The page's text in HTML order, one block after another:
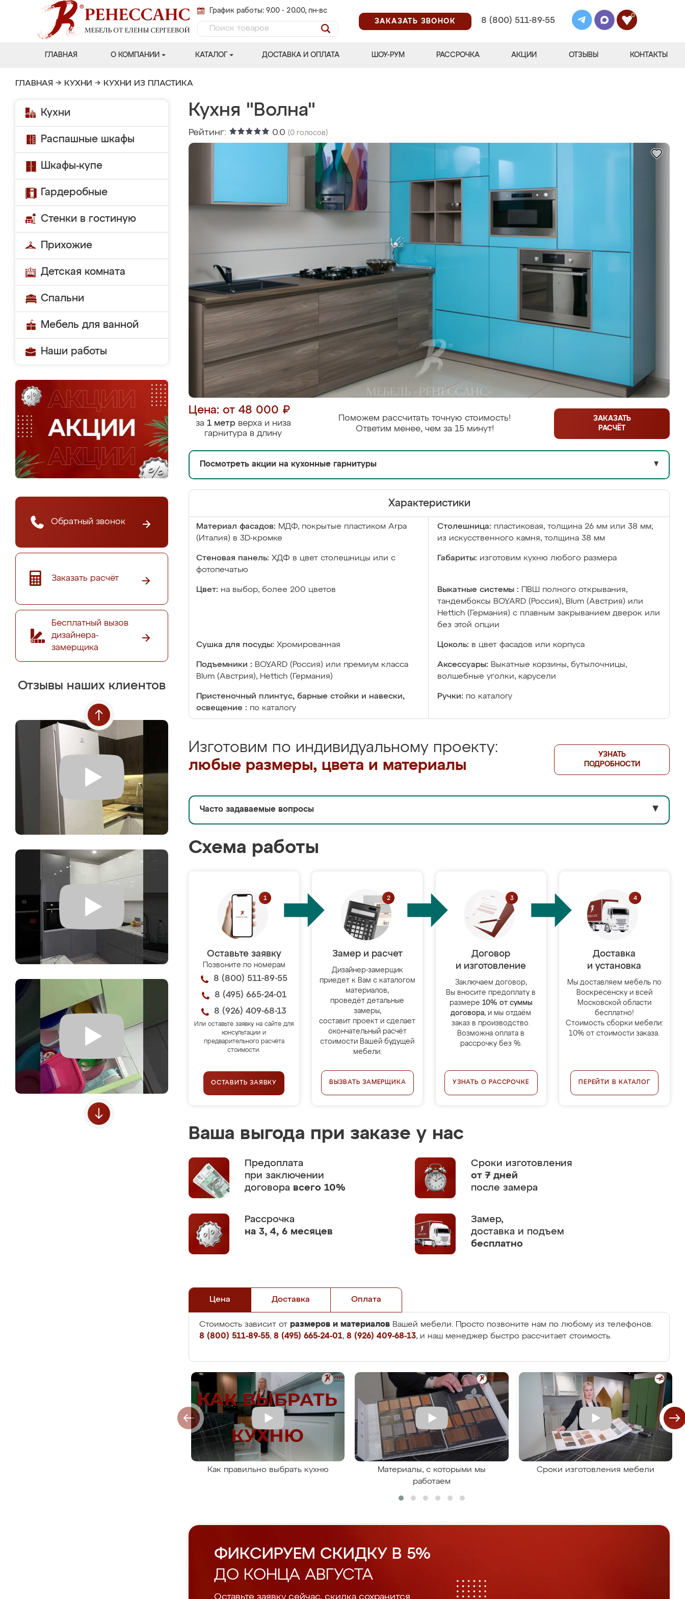
График работы: 9.00 - 20.00, пн-вс
ЗАКАЗАТЬ ЗВОНОК
8 (800) 511-89-55
0
ГЛАВНАЯ О КОМПАНИИ КАТАЛОГ ДОСТАВКА И ОПЛАТА ШОУ-РУМ РАССРОЧКА АКЦИИ ОТЗЫВЫ КОНТАКТЫ
ГЛАВНАЯ → КУХНИ → КУХНИ ИЗ ПЛАСТИКА
Кухни
Распашные шкафы
Шкафы-купе
Гардеробные
Стенки в гостиную
Прихожие
Детская комната
Спальни
Мебель для ванной
Наши работы
Обратный звонок
Заказать расчёт
Бесплатный вызов
дизайнера-
замерщика
Отзывы наших клиентов
Кухня "Волна"
Рейтинг: 0.0 (0 голосов)
Цена: от 48 000 ₽
за 1 метрверха и низа
гарнитура в длину
Поможем рассчитать точную стоимость!
Ответим менее, чем за 15 минут!
ЗАКАЗАТЬ
РАСЧЁТ
Посмотреть акции на кухонные гарнитуры ▼
Характеристики
Материал фасадов: МДФ, покрытые пластиком Arpa
(Италия) в 3D-кромке
Столешница: пластиковая, толщина 26 мм или 38 мм;
из искусственного камня, толщина 38 мм
Стеновая панель: ХДФ в цвет столешницы или с
фотопечатью
Габариты: изготовим кухню любого размера
Цвет: на выбор, более 200 цветов Выкатные системы :
ПВШ полного открывания,
тандембоксы BOYARD (Россия), Blum (Австрия) или
Hettich (Германия) с плавным закрыванием дверок или
без этой опции
Сушка для посуды: Хромированная Цоколь: в цвет фасадов или корпуса
Подъемники : BOYARD (Россия) или премиум класса
Blum (Австрия), Hettich (Германия)
Аксессуары: Выкатные корзины, бутылочницы,
волшебные уголки, карусели
Пристеночный плинтус, барные стойки и навески,
освещение : по каталогу
Ручки: по каталогу
Изготовим по индивидуальному проекту:
любые размеры, цвета и материалы
УЗНАТЬ
ПОДРОБНОСТИ
Часто задаваемые вопросы ▼
Схема работы
Оставьте заявку
Позвоните по номерам
8 (800) 511-89-55
8 (495) 665-24-01
8 (926) 409-68-13
Или оставьте заявку на сайте для
консультации и
предварительного расчёта
стоимости.
ОСТАВИТЬ ЗАЯВКУ
Замер и расчет
Дизайнер-замерщик
приедет к Вам с каталогом
материалов,
проведёт детальные
замеры,
составит проект и сделает
окончательный расчёт
стоимости Вашей будущей
мебели.
ВЫЗВАТЬ ЗАМЕРЩИКА
Договор
и изготовление
Заключаем договор,
Вы вносите предоплату в
размере 10% от суммы
договора, и мы отдаём
заказ в производство.
Возможна оплата в
рассрочку без %.
УЗНАТЬ О РАССРОЧКЕ
Доставка
и установка
Мы доставляем мебель по
Воскресенску и всей
Московской области
бесплатно!
Стоимость сборки мебели:
10% от стоимости заказа.
ПЕРЕЙТИ В КАТАЛОГ
Ваша выгода при заказе у нас
Предоплата
при заключении
договора всего 10%
Сроки изготовления
от 7 дней
после замера
Рассрочка
на 3, 4, 6 месяцев
Замер,
доставка и подъем
бесплатно
Цена Доставка Оплата
Стоимость зависит от размеров и материалов Вашей мебели. Просто позвоните нам по любому из телефонов:
8 (800) 511-89-55, 8 (495) 665-24-01, 8 (926) 409-68-13, и наш менеджер быстро рассчитает стоимость.
Как правильно выбрать кухню
Материалы, с которыми мы
работаем
Сроки изготовления мебели
ФИКСИРУЕМ СКИДКУ В 5%
ДО КОНЦА АВГУСТА
Оставьте заявку сейчас, скидка сохранится.